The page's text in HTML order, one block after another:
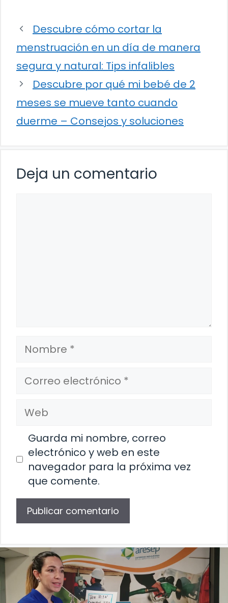
Descubre cómo cortar la
menstruación en un día de manera
segura y natural: Tips infalibles
Descubre por qué mi bebé de 2
meses se mueve tanto cuando
duerme – Consejos y soluciones
Deja un comentario
Nombre
Correo
electrónico
Web
Guarda mi nombre, correo
electrónico y web en este
navegador para la próxima vez
que comente.